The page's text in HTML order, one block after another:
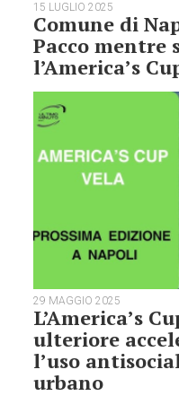
15 LUGLIO 2025
Comune di
Pacco mentre
l’America’s
29 MAGGIO 2025
L’America’s
ulteriore
l’uso
urbano